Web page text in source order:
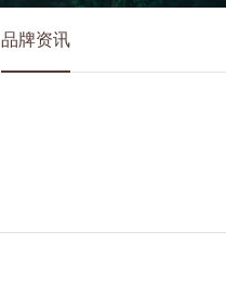
品牌资讯